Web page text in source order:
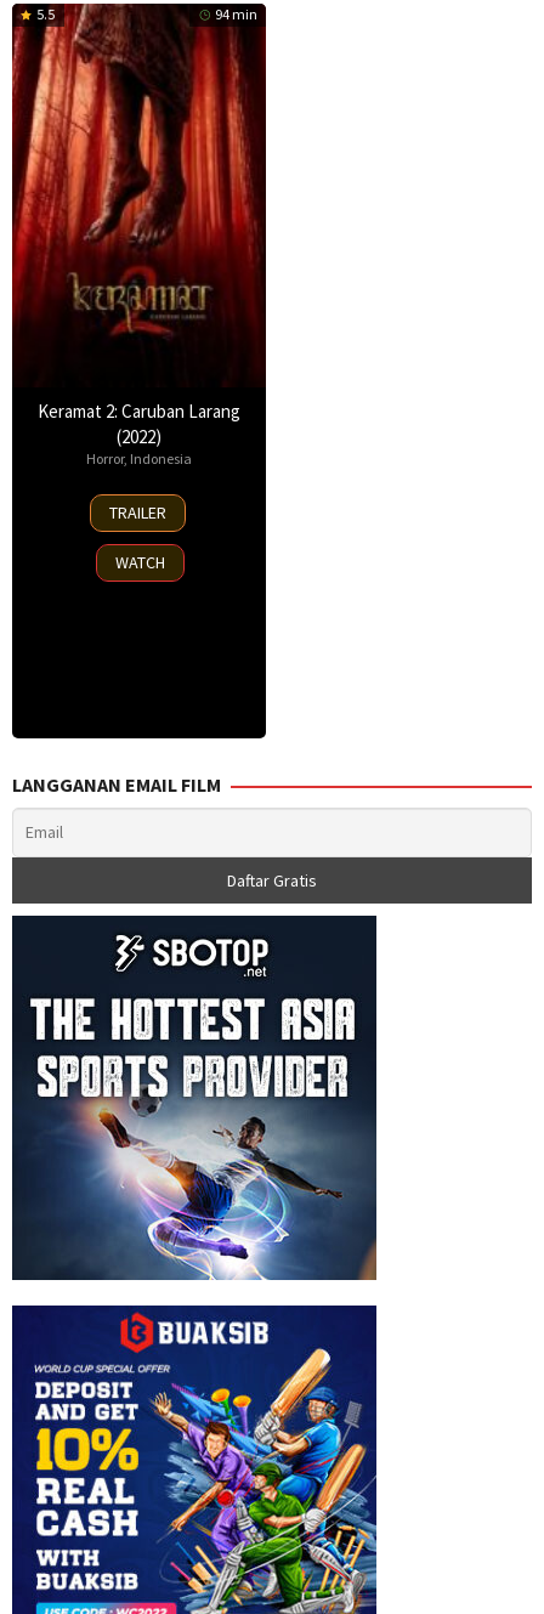
5.5 94 min
Keramat 2: Caruban Larang
(2022)
Horror, Indonesia
24
Nov
2022
TRAILER
WATCH
LANGGANAN EMAIL FILM